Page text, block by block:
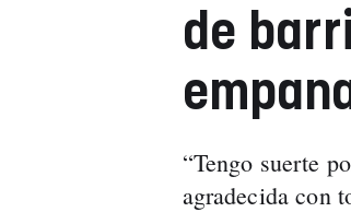
de
“Tengo suerte
agradecida con